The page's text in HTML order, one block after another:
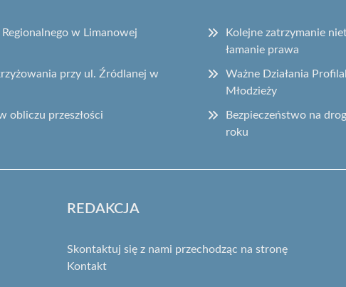
w Limanowej
Kolejne zatrzymanie
łamanie prawa
przy ul. Źródlanej w
Ważne Działania
Młodzieży
obliczu przeszłości
Bezpieczeństwo na
roku
REDAKCJA
Skontaktuj się z nami przechodząc na stronę
Kontakt